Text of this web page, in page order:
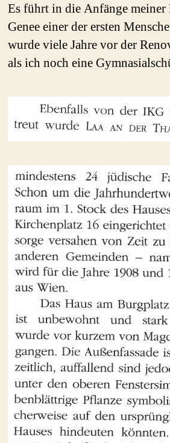
Es führt in die Anfänge
Genee einer der ersten
wurde viele Jahre vor der
als ich noch eine